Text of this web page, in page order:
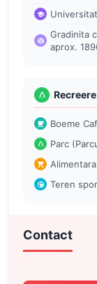
Gradinita
aprox.
Recreere
Boeme
Parc
Teren
Contact